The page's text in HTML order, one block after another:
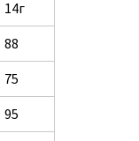
14г
88
75
95